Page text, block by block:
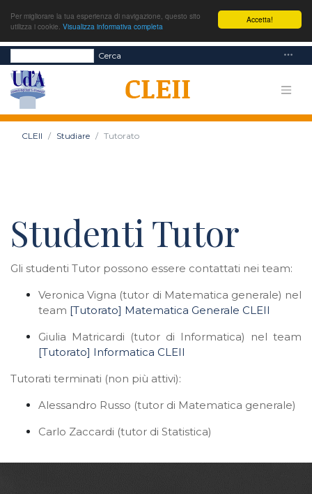
Accetta!
Per migliorare la tua esperienza di navigazione, questo sito
utilizza i cookie. Visualizza informativa completa
Cerca
CLEII Studiare Tutorato
Studenti Tutor
Gli studenti Tutor possono essere contattati nei team:
Veronica Vigna (tutor di Matematica generale) nel
team [Tutorato] Matematica Generale CLEII
Giulia Matricardi (tutor di Informatica) nel team
[Tutorato] Informatica CLEII
Tutorati terminati (non più attivi):
Alessandro Russo (tutor di Matematica generale)
Carlo Zaccardi (tutor di Statistica)